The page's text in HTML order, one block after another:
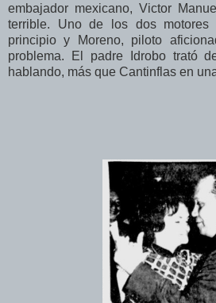
embajador mexicano, Victor
terrible. Uno de los dos motores
principio y Moreno, piloto
problema. El padre Idrobo trató
hablando, más que Cantinflas en